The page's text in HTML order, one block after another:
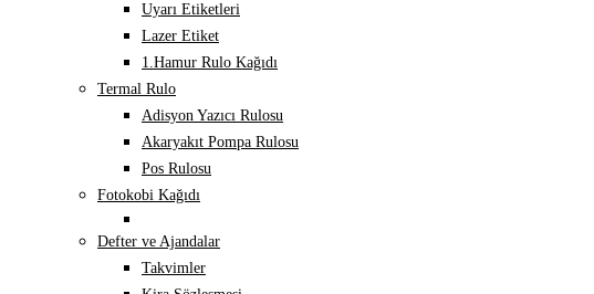
Uyarı Etiketleri
Lazer Etiket
1.Hamur Rulo Kağıdı
Termal Rulo
Adisyon Yazıcı Rulosu
Akaryakıt Pompa Rulosu
Pos Rulosu
Fotokobi Kağıdı
Defter ve Ajandalar
Takvimler